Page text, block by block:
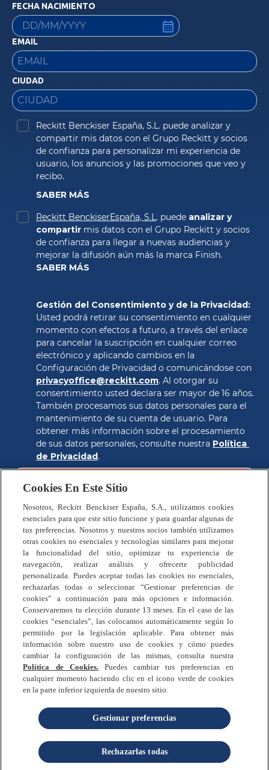
FECHA NACIMIENTO
EMAIL
CIUDAD
Reckitt Benckiser España, S.L. puede analizar y
compartir mis datos con el Grupo Reckitt y socios
de confianza para personalizar mi experiencia de
usuario, los anuncios y las promociones que veo y
SABER MÁS
Reckitt BenckiserEspaña, S.L . puede analizar y
compartir mis datos con el Grupo Reckitt y socios
de confianza para llegar a nuevas audiencias y
SABER MÁS
Usted podrá retirar su consentimiento en cualquier
momento con efectos a futuro, a través del enlace
para cancelar la suscripción en cualquier correo
electrónico y aplicando cambios en la
privacyoffice@reckitt.com. Al otorgar su
consentimiento usted declara ser mayor de 16 años.
También procesamos sus datos personales para el
mantenimiento de su cuenta de usuario. Para
obtener más información sobre el procesamiento
de sus datos personales, consulte nuestra Política
de Privacidad.
Preguntas Frecuentes
Política de Privacidad
Términos y Condiciones
Política de Cookies
Contáctanos
Mapa del Sitio
© 2025 Reckitt. Todos los derechos reservados.
es una marca registrada de Reckitt.
Cookies En Este Sitio
Nosotros, Reckitt Benckiser España, S.A., utilizamos cookies
esenciales para que este sitio funcione y para guardar algunas de
tus preferencias. Nosotros y nuestros socios también utilizamos
otras cookies no esenciales y tecnologías similares para mejorar
la funcionalidad del sitio, optimizar tu experiencia de
navegación, realizar análisis y ofrecerte publicidad
personalizada. Puedes aceptar todas las cookies no esenciales,
rechazarlas todas o seleccionar “Gestionar preferencias de
cookies” a continuación para más opciones e información.
Conservaremos tu elección durante 13 meses. En el caso de las
cookies “esenciales”, las colocamos automáticamente según lo
permitido por la legislación aplicable. Para obtener más
información sobre nuestro uso de cookies y cómo puedes
cambiar la configuración de las mismas, consulta nuestra
Política de Cookies.Puedes cambiar tus preferencias en
cualquier momento haciendo clic en el icono verde de cookies
en la parte inferior izquierda de nuestro sitio.
Gestionar preferencias
Rechazarlas todas